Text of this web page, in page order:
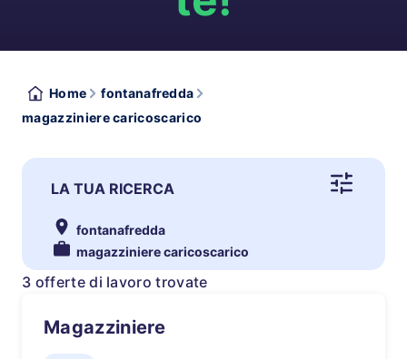
Home
fontanafredda
magazziniere caricoscarico
LA TUA RICERCA
fontanafredda
magazziniere caricoscarico
3 offerte di lavoro trovate
Magazziniere